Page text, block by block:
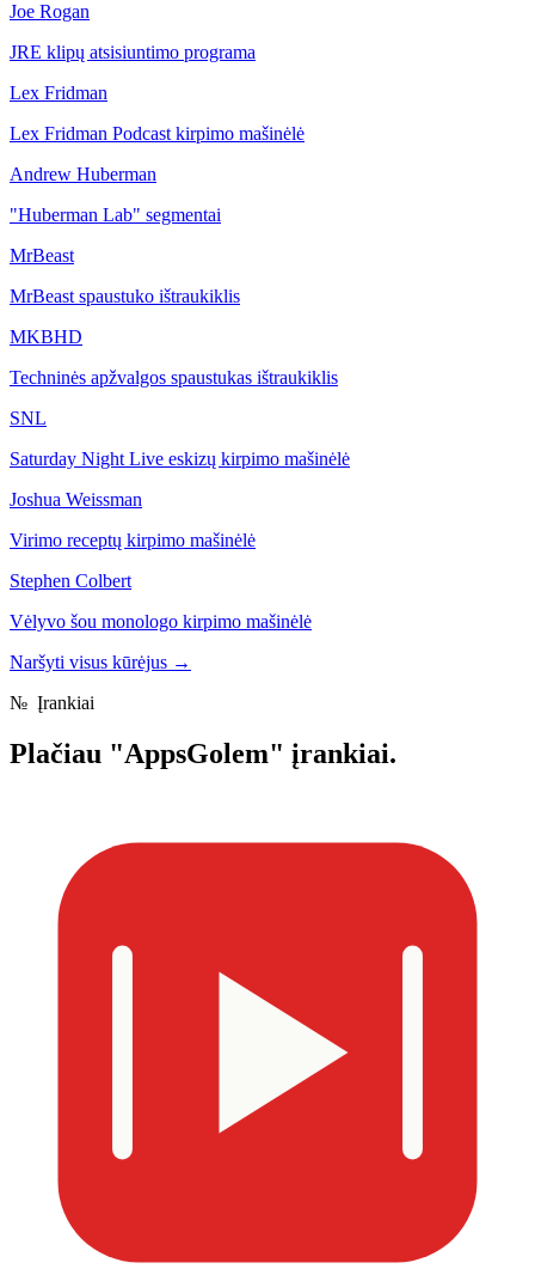
Joe Rogan
JRE klipų atsisiuntimo programa
Lex Fridman
Lex Fridman Podcast kirpimo mašinėlė
Andrew Huberman
"Huberman Lab" segmentai
MrBeast
MrBeast spaustuko ištraukiklis
MKBHD
Techninės apžvalgos spaustukas ištraukiklis
SNL
Saturday Night Live eskizų kirpimo mašinėlė
Joshua Weissman
Virimo receptų kirpimo mašinėlė
Stephen Colbert
Vėlyvo šou monologo kirpimo mašinėlė
Naršyti visus kūrėjus →
№ Įrankiai
Plačiau "AppsGolem" įrankiai.